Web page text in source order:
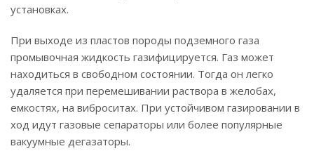
установках.
При выходе из пластов породы подземного газа
промывочная жидкость газифицируется. Газ может
находиться в свободном состоянии. Тогда он легко
удаляется при перемешивании раствора в желобах,
емкостях, на виброситах. При устойчивом газировании в
ход идут газовые сепараторы или более популярные
вакуумные дегазаторы.